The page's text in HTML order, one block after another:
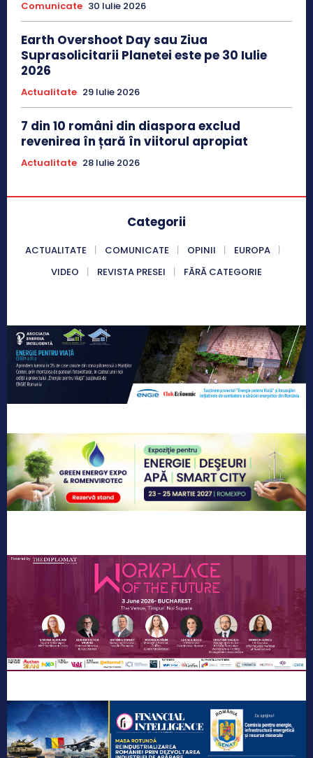
Comunicate 30 Iulie 2026
Earth Overshoot Day sau Ziua
Suprasolicitarii Planetei este pe 30 Iulie
2026
Actualitate 29 Iulie 2026
7 din 10 români din diaspora exclud
revenirea în țară în viitorul apropiat
Actualitate 28 Iulie 2026
Categorii
ACTUALITATE COMUNICATE OPINII
EUROPA
VIDEO
REVISTA PRESEI FĂRĂ CATEGORIE